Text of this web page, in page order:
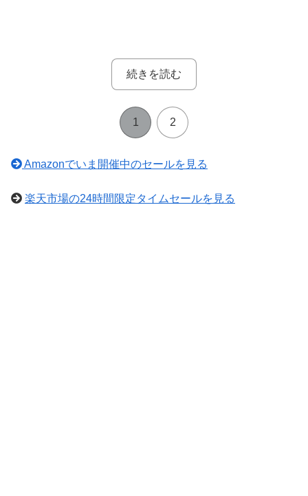
続きを読む
1 2
Amazonでいま開催中のセールを見る
楽天市場の24時間限定タイムセールを見る